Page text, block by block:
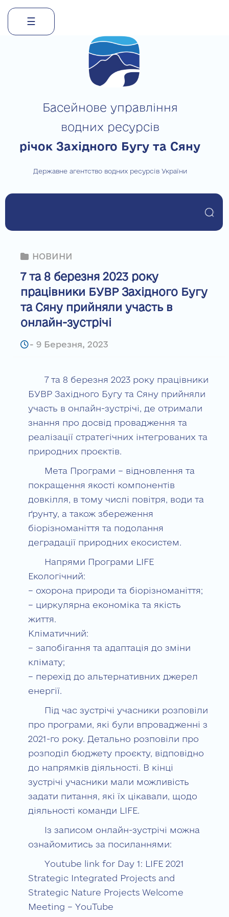
☰
Басейнове управління
водних ресурсів
річок Західного Бугу та Сяну
Державне агентство водних ресурсів України
НОВИНИ
7 та 8 березня 2023 року
працівники БУВР Західного Бугу
та Сяну прийняли участь в
онлайн-зустрічі
- 9 Березня, 2023
7 та 8 березня 2023 року працівники
БУВР Західного Бугу та Сяну прийняли
участь в онлайн-зустрічі, де отримали
знання про досвід провадження та
реалізації стратегічних інтегрованих та
природних проєктів.
Мета Програми – відновлення та
покращення якості компонентів
довкілля, в тому числі повітря, води та
ґрунту, а також збереження
біорізноманіття та подолання
деградації природних екосистем.
Напрями Програми LIFE
Екологічний:
– охорона природи та біорізноманіття;
– циркулярна економіка та якість
життя.
Кліматичний:
– запобігання та адаптація до зміни
клімату;
– перехід до альтернативних джерел
енергії.
Під час зустрічі учасники розповіли
про програми, які були впровадженні з
2021-го року. Детально розповіли про
розподіл бюджету проєкту, відповідно
до напрямків діяльності. В кінці
зустрічі учасники мали можливість
задати питання, які їх цікавали, щодо
діяльності команди LIFE.
Із записом онлайн-зустрічі можна
ознайомитись за посиланнями:
Youtube link for Day 1: LIFE 2021
Strategic Integrated Projects and
Strategic Nature Projects Welcome
Meeting – YouTube